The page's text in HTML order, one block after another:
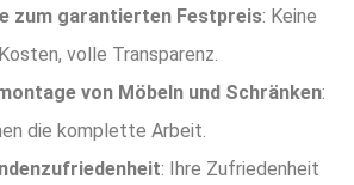
zum garantierten Festpreis: Keine
volle Transparenz.
von Möbeln und Schränken:
die komplette Arbeit.
: Ihre Zufriedenheit